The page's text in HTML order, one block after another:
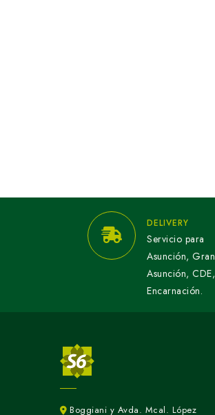
DELIVERY
Servicio para
Asunción, Gran
Asunción, CDE,
Encarnación.
Boggiani y Avda. Mcal. López